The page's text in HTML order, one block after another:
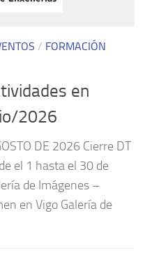
/ FORMACIÓN
en
2026
DE 2026 Cierre DT
el 1 hasta el 30 de
de Imágenes –
en Vigo Galería de